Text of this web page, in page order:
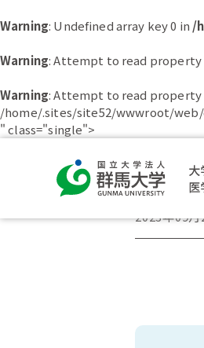
Warning: Undefined array key 0 in /
Warning: Attempt to read
Warning: Attempt to read property
/home/.sites/site52/wwwroot/
" class="single">
2023年09